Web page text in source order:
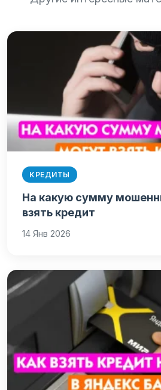
КРЕДИТЫ
На какую сумму
взять кредит
14 Янв 2026